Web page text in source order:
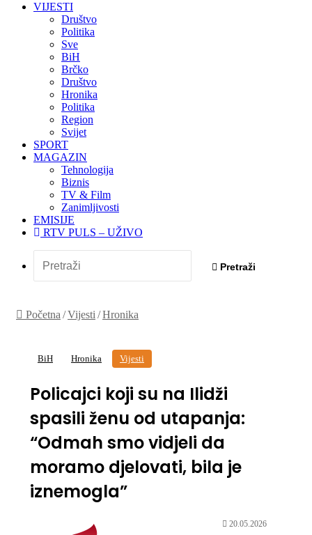
VIJESTI
Društvo
Politika
Sve
BiH
Brčko
Društvo
Hronika
Politika
Region
Svijet
SPORT
MAGAZIN
Tehnologija
Biznis
TV & Film
Zanimljivosti
EMISIJE
RTV PULS – UŽIVO
Pretraži
Početna /Vijesti /Hronika
BiH Hronika Vijesti
Policajci koji su na Ilidži
spasili ženu od utapanja:
“Odmah smo vidjeli da
moramo djelovati, bila je
iznemogla”
20.05.2026